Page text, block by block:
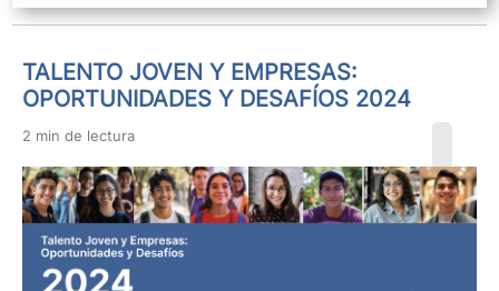
TALENTO JOVEN Y EMPRESAS:
OPORTUNIDADES Y DESAFÍOS 2024
2 min de lectura